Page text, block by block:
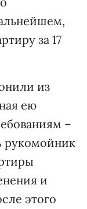
за 17
из
ею
–
рукомойник
и
этого